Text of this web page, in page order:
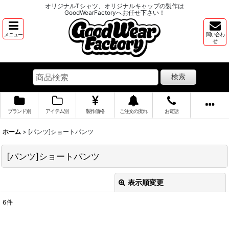
オリジナルTシャツ、オリジナルキャップの製作は
GoodWearFactoryへお任せ下さい！
メニュー
問い合わ
せ
検索
ブランド別 アイテム別 製作価格 ご注文の流れ お電話
ホーム > [パンツ]ショートパンツ
[パンツ]ショートパンツ
表示順変更
6件